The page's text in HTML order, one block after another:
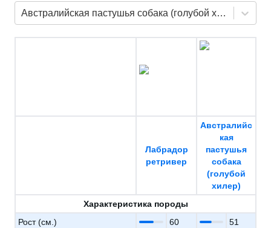
Австралийская пастушья собака (голубой хилер)
Лабрадор
ретривер
Австралийс
кая
пастушья
собака
(голубой
хилер)
Характеристика породы
Рост (см.)
60
51